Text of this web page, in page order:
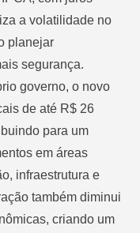
a volatilidade no
planejar
segurança.
governo, o novo
de até R$ 26
para um
em áreas
infraestrutura e
também diminui
criando um